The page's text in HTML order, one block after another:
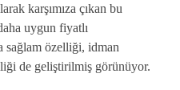
karşımıza çıkan bu
uygun fiyatlı
sağlam özelliği, idman
de geliştirilmiş görünüyor.